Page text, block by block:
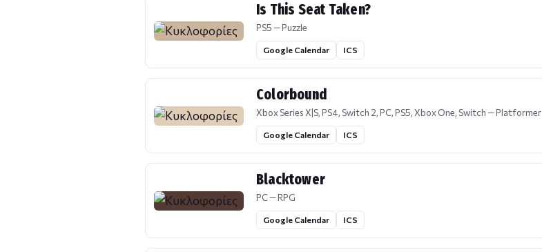
Is This Seat Taken?
PS5 — Puzzle
Google Calendar ICS
Colorbound
Xbox Series X|S, PS4, Switch 2, PC, PS5, Xbox One, Switch — Platformer
Google Calendar ICS
Blacktower
PC — RPG
Google Calendar ICS